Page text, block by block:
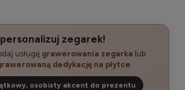
zegarek!
usługę grawerowania zegarka lub
dedykację na płytce
osobisty akcent do prezentu